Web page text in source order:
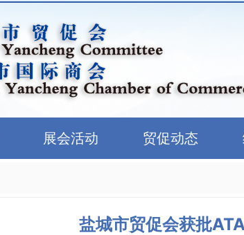
展会活动 贸促动态
盐城市贸促会获批